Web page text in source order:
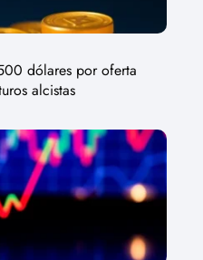
dólares por oferta
alcistas